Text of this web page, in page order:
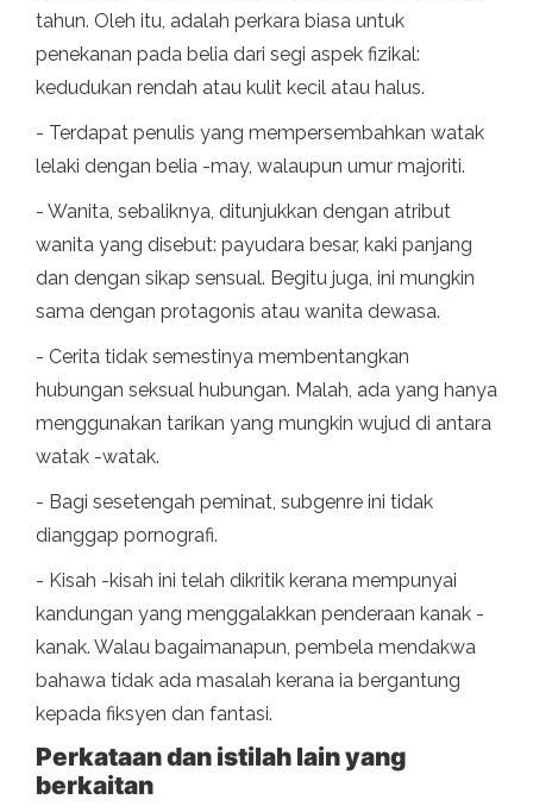
tahun. Oleh itu, adalah perkara biasa untuk
penekanan pada belia dari segi aspek fizikal:
kedudukan rendah atau kulit kecil atau halus.
- Terdapat penulis yang mempersembahkan watak
lelaki dengan belia -may, walaupun umur majoriti.
- Wanita, sebaliknya, ditunjukkan dengan atribut
wanita yang disebut: payudara besar, kaki panjang
dan dengan sikap sensual. Begitu juga, ini mungkin
sama dengan protagonis atau wanita dewasa.
- Cerita tidak semestinya membentangkan
hubungan seksual hubungan. Malah, ada yang hanya
menggunakan tarikan yang mungkin wujud di antara
watak -watak.
- Bagi sesetengah peminat, subgenre ini tidak
dianggap pornografi.
- Kisah -kisah ini telah dikritik kerana mempunyai
kandungan yang menggalakkan penderaan kanak -
kanak. Walau bagaimanapun, pembela mendakwa
bahawa tidak ada masalah kerana ia bergantung
kepada fiksyen dan fantasi.
Perkataan dan istilah lain yang
berkaitan